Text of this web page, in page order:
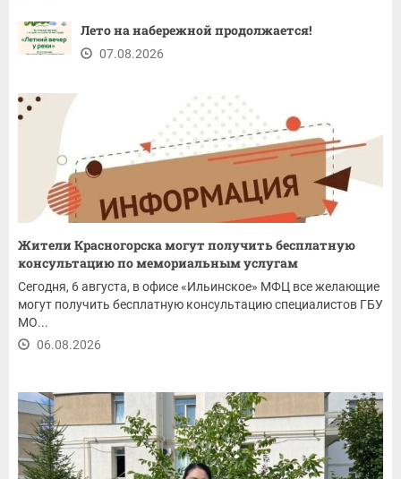
Лето на набережной продолжается!
07.08.2026
Жители Красногорска могут получить бесплатную
консультацию по мемориальным услугам
Сегодня, 6 августа, в офисе «Ильинское» МФЦ все желающие
могут получить бесплатную консультацию специалистов ГБУ
МО...
06.08.2026